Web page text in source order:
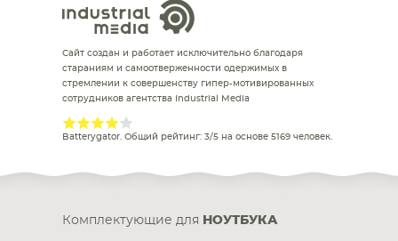
Сайт создан и работает исключительно благодаря
стараниям и самоотверженности одержимых в
стремлении к совершенству гипер-мотивированных
сотрудников агентства Industrial Media
Batterygator. Общий рейтинг: 3/5 на основе 5169 человек.
Комплектующие для НОУТБУКА